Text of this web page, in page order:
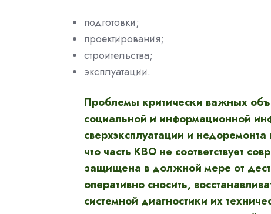
подготовки;
проектирования;
строительства;
эксплуатации.
Проблемы критически важных
социальной и информационной
сверхэксплуатации и
что часть КВО не соответствует
защищена в должной мере от
оперативно сносить,
системной диагностики их